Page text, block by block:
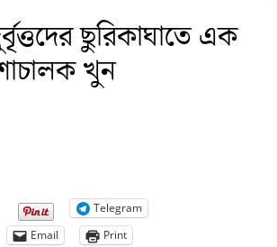
ছুরিকাঘাতে এক
খুন
Telegram
Email Print